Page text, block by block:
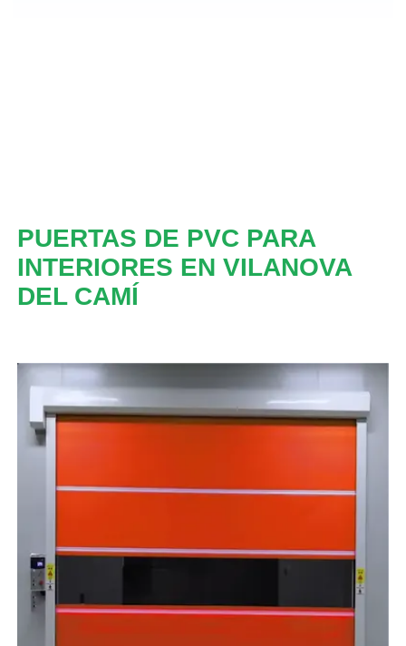
PUERTAS DE PVC PARA
INTERIORES EN VILANOVA
DEL CAMÍ